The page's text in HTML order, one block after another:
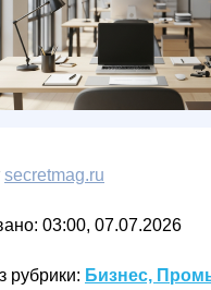
secretmag.ru
03:00, 07.07.2026
рубрики: Бизнес,